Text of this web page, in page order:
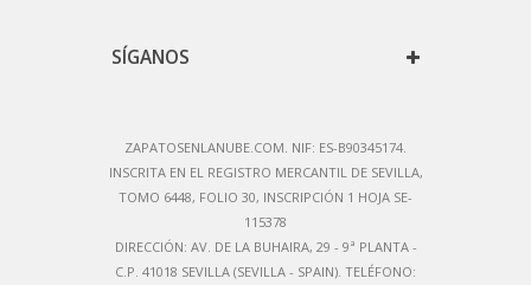
SÍGANOS
ZAPATOSENLANUBE.COM. NIF: ES-B90345174.
INSCRITA EN EL REGISTRO MERCANTIL DE SEVILLA,
TOMO 6448, FOLIO 30, INSCRIPCIÓN 1 HOJA SE-
115378
DIRECCIÓN: AV. DE LA BUHAIRA, 29 - 9ª PLANTA -
C.P. 41018 SEVILLA (SEVILLA - SPAIN). TELÉFONO: